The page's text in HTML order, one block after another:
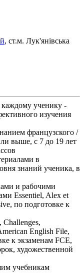
, ст.м. Лук'янівська
ученику -
изучения
французского /
выше, с 7 до 19 лет
в
знаний ученика, в
и рабочими
Essentiel, Alex et
по подготовке к
English File,
к экзаменам FCE,
художественной
учебникам